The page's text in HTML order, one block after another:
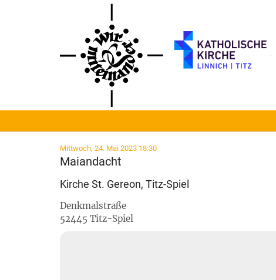
Mittwoch, 24. Mai 2023 18:30:
Maiandacht
Kirche St. Gereon, Titz-Spiel
Denkmalstraße
52445 Titz-Spiel